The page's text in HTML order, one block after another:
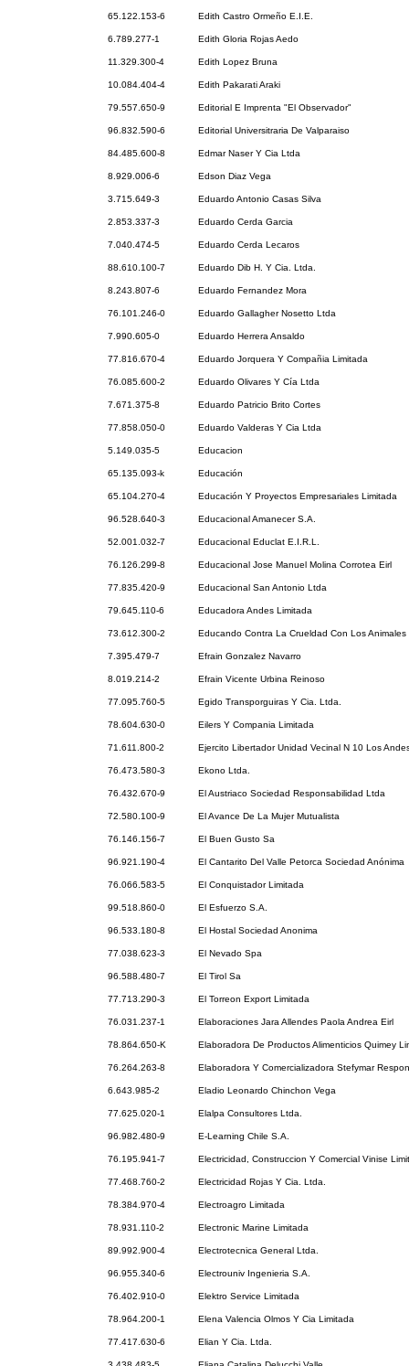
65.122.153-6 Edith Castro Ormeño E.I.E.
6.789.277-1 Edith Gloria Rojas Aedo
11.329.300-4 Edith Lopez Bruna
10.084.404-4 Edith Pakarati Araki
79.557.650-9 Editorial E Imprenta "El Observador"
96.832.590-6 Editorial Universitraria De Valparaiso
84.485.600-8 Edmar Naser Y Cia Ltda
8.929.006-6 Edson Diaz Vega
3.715.649-3 Eduardo Antonio Casas Silva
2.853.337-3 Eduardo Cerda Garcia
7.040.474-5 Eduardo Cerda Lecaros
88.610.100-7 Eduardo Dib H. Y Cia. Ltda.
8.243.807-6 Eduardo Fernandez Mora
76.101.246-0 Eduardo Gallagher Nosetto Ltda
7.990.605-0 Eduardo Herrera Ansaldo
77.816.670-4 Eduardo Jorquera Y Compañia Limitada
76.085.600-2 Eduardo Olivares Y Cía Ltda
7.671.375-8 Eduardo Patricio Brito Cortes
77.858.050-0 Eduardo Valderas Y Cia Ltda
5.149.035-5 Educacion
65.135.093-k Educación
65.104.270-4 Educación Y Proyectos Empresariales Limitada
96.528.640-3 Educacional Amanecer S.A.
52.001.032-7 Educacional Educlat E.I.R.L.
76.126.299-8 Educacional Jose Manuel Molina Corrotea Eirl
77.835.420-9 Educacional San Antonio Ltda
79.645.110-6 Educadora Andes Limitada
73.612.300-2 Educando Contra La Crueldad Con Los Animales
7.395.479-7 Efrain Gonzalez Navarro
8.019.214-2 Efrain Vicente Urbina Reinoso
77.095.760-5 Egido Transporguiras Y Cia. Ltda.
78.604.630-0 Eilers Y Compania Limitada
71.611.800-2 Ejercito Libertador Unidad Vecinal N 10 Los
76.473.580-3 Ekono Ltda.
76.432.670-9 El Austriaco Sociedad Responsabilidad Ltda
72.580.100-9 El Avance De La Mujer Mutualista
76.146.156-7 El Buen Gusto Sa
96.921.190-4 El Cantarito Del Valle Petorca Sociedad Anónima
76.066.583-5 El Conquistador Limitada
99.518.860-0 El Esfuerzo S.A.
96.533.180-8 El Hostal Sociedad Anonima
77.038.623-3 El Nevado Spa
96.588.480-7 El Tirol Sa
77.713.290-3 El Torreon Export Limitada
76.031.237-1 Elaboraciones Jara Allendes Paola Andrea Eirl
78.864.650-K Elaboradora De Productos Alimenticios Quimey
76.264.263-8 Elaboradora Y Comercializadora Stefymar
6.643.985-2 Eladio Leonardo Chinchon Vega
77.625.020-1 Elalpa Consultores Ltda.
96.982.480-9 E-Learning Chile S.A.
76.195.941-7 Electricidad, Construccion Y Comercial Vinise
77.468.760-2 Electricidad Rojas Y Cia. Ltda.
78.384.970-4 Electroagro Limitada
78.931.110-2 Electronic Marine Limitada
89.992.900-4 Electrotecnica General Ltda.
96.955.340-6 Electrouniv Ingenieria S.A.
76.402.910-0 Elektro Service Limitada
78.964.200-1 Elena Valencia Olmos Y Cia Limitada
77.417.630-6 Elian Y Cia. Ltda.